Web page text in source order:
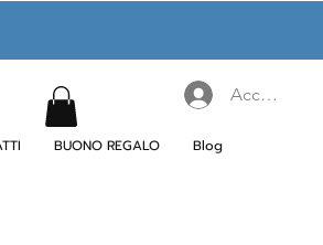
Accedi
BUONO REGALO Blog